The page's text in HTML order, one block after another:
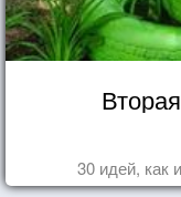
30 идей, как